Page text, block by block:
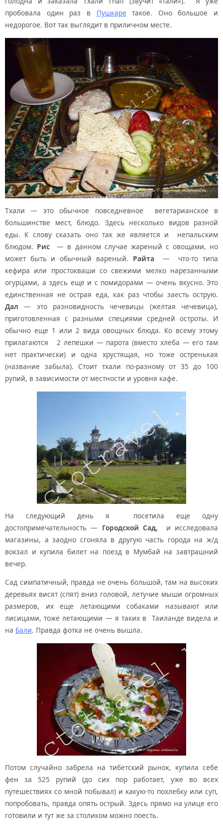
пробовала один раз в Пушкаре такое. Оно большое и
недорогое. Вот так выглядит в приличном месте.
Тхали — это обычное повседневное вегетарианское в
большинстве мест, блюдо. Здесь несколько видов разной
еды. К слову сказать оно так же является и непальским
блюдом. Рис — в данном случае жареный с овощами, но
может быть и обычный вареный. Райта— что-то типа
кефира или простокваши со свежими мелко нарезанными
огурцами, а здесь еще и с помидорами — очень вкусно. Это
единственная не острая еда, как раз чтобы заесть острую.
Дал — это разновидность чечевицы (желтая чечевица),
приготовленная с разными специями средней остроты. И
обычно еще 1 или 2 вида овощных блюда. Ко всему этому
прилагаются 2 лепешки — парота (вместо хлеба — его там
нет практически) и одна хрустящая, но тоже остренькая
(название забыла). Стоит тхали по-разному от 35 до 100
рупий, в зависимости от местности и уровня кафе.
На следующий день я посетила еще одну
достопримечательность — Городской Сад,
и исследовала
магазины, а заодно сгоняла в другую часть города на ж/д
вокзал и купила билет на поезд в Мумбай на завтрашний
вечер.
Сад симпатичный, правда не очень большой, там на высоких
деревьях висят (спят) вниз головой, летучие мыши огромных
размеров, их еще летающими собаками называют или
лисицами, тоже летающими — я таких в Таиланде видела и
на Бали. Правда фотка не очень вышла.
Потом случайно забрела на тибетский рынок, купила себе
фен за 525 рупий (до сих пор работает, уже во всех
путешествиях со мной побывал) и какую-то похлебку или суп,
попробовать, правда опять острый. Здесь прямо на улице его
готовили и тут же за столиком можно поесть.